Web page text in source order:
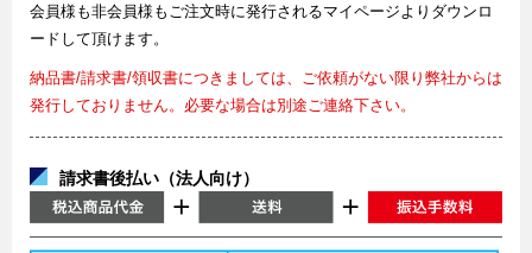
会員様も非会員様もご注文時に発行されるマイページよりダウンロ
ードして頂けます。
納品書/請求書/領収書につきましては、ご依頼がない限り弊社からは
発行しておりません。必要な場合は別途ご連絡下さい。
請求書後払い（法人向け）